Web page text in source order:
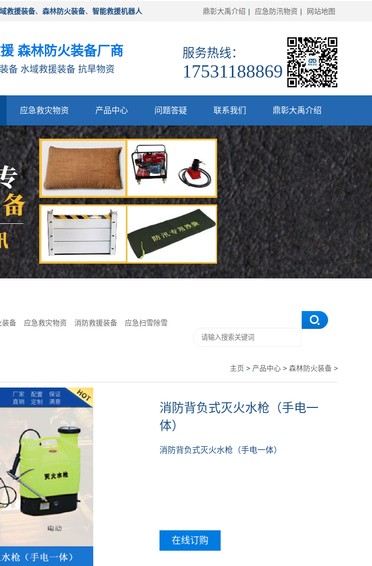
救援装备、 森林防火装备、 智能救援机器人 鼎彰大禹介绍 | 应急防汛物资 | 网站地图
森林防火装备厂商
备 水域救援装备 抗旱物资
服务热线：
17531188869
应急救灾物资 产品中心 问题答疑 联系我们 鼎彰大禹介绍
装备 应急救灾物资 消防救援装备 应急扫雪除雪
主页 > 产品中心 > 森林防火装备 >
消防背负式灭火水枪（手电一
体）
消防背负式灭火水枪（手电一体）
在线订购